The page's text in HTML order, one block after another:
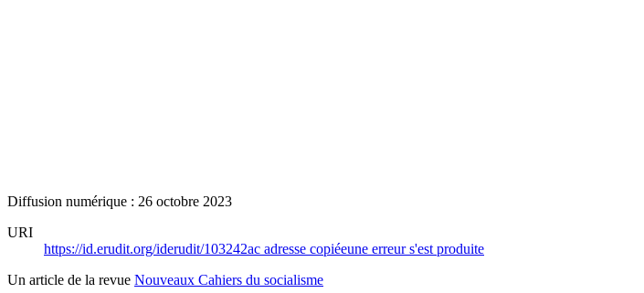
Diffusion numérique : 26 octobre 2023
URI
https://id.erudit.org/iderudit/103242ac adresse copiéeune erreur s'est produite
Un article de la revue Nouveaux Cahiers du socialisme